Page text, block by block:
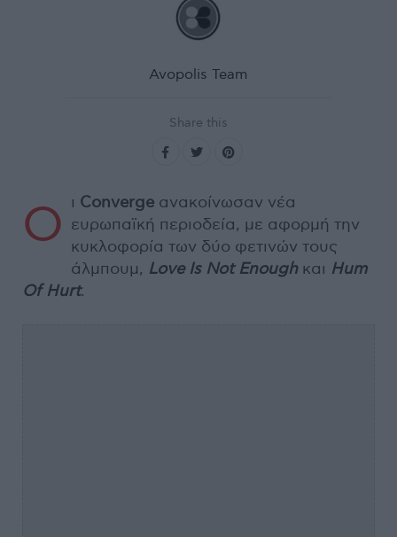
Avopolis Team
Share this
Ο ι Converge ανακοίνωσαν νέα
ευρωπαϊκή περιοδεία, με αφορμή την
κυκλοφορία των δύο φετινών τους
άλμπουμ, Love Is Not Enoughκαι Hum
Of Hurt.